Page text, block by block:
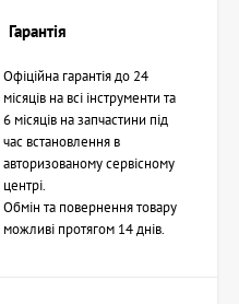
Гарантія
Офіційна гарантія до 24
місяців на всі інструменти та
6 місяців на запчастини під
час встановлення в
авторизованому сервісному
центрі.
Обмін та повернення товару
можливі протягом 14 днів.